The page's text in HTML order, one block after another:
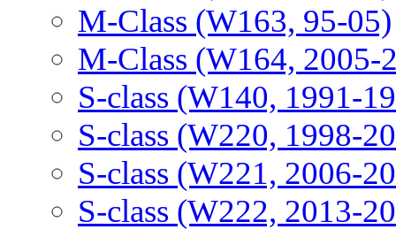
M-Class (W163, 95-05)
M-Class (W164, 2005-
S-class (W140, 1991-
S-class (W220, 1998-
S-class (W221, 2006-
S-class (W222, 2013-